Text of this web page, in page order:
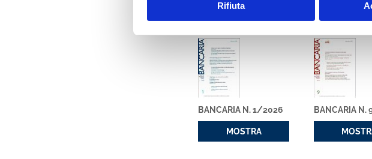
Rifiuta
Ha pubblicato con noi
BANCARIA N. 1/2026
MOSTRA
BANCARIA N.